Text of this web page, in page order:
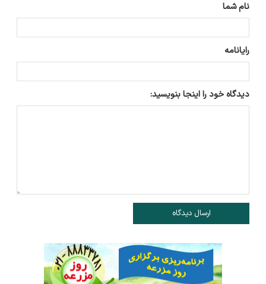
نام شما
رایانامه
دیدگاه خود را اینجا بنویسید:
ارسال دیدگاه